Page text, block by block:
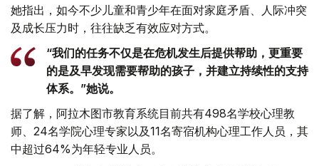
她指出，如今不少儿童和青少年在面对家庭矛盾、人际冲突
及成长压力时，往往缺乏有效应对方式。
“我们的任务不仅是在危机发生后提供帮助，更重要
的是及早发现需要帮助的孩子，并建立持续性的支持
体系。”她说。
据了解，阿拉木图市教育系统目前共有498名学校心理教
师、24名学院心理专家以及11名寄宿机构心理工作人员，其
中超过64%为年轻专业人员。